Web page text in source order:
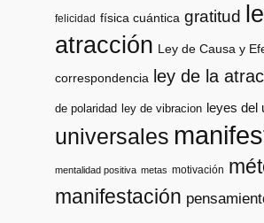
felicidad física cuántica gratitud
atracción Ley de Causa y
correspondencia ley de la
de polaridad ley de vibracion leyes del
universales
mentalidad positiva metas motivación
manifestación